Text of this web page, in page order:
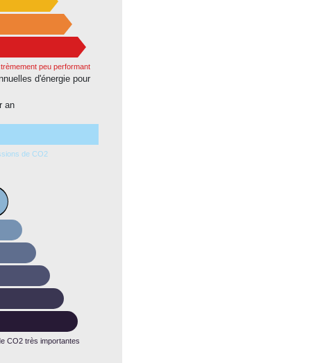
peu performant
d'énergie pour
an
de CO2
CO2 très importantes